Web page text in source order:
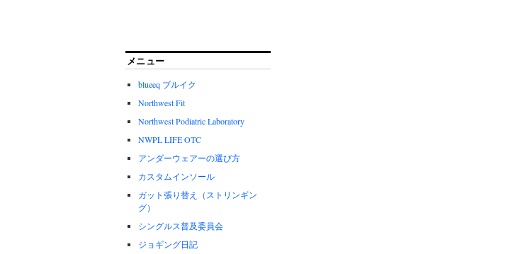
メニュー
blueeq ブルイク
Northwest Fit
Northwest Podiatric Laboratory
NWPL LIFE OTC
アンダーウェアーの選び方
カスタムインソール
ガット張り替え（ストリンギン
グ）
シングルス普及委員会
ジョギング日記